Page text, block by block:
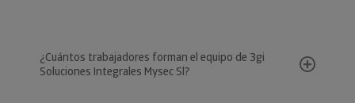
¿Cuántos trabajadores forman el equipo de 3gi
Soluciones Integrales Mysec Sl?